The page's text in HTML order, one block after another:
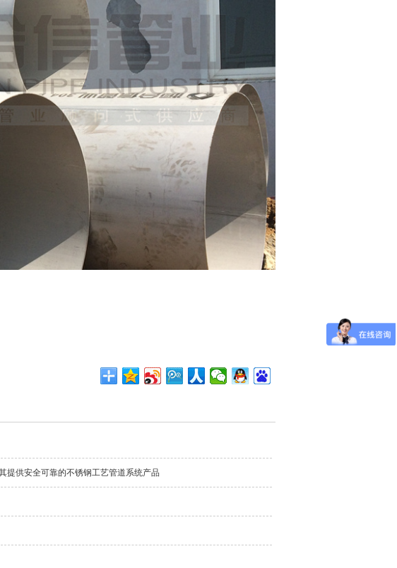
提供安全可靠的不锈钢工艺管道系统产品